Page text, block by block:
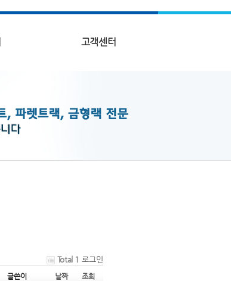
고객센터
Total 1 로그인
글쓴이 날짜 조회